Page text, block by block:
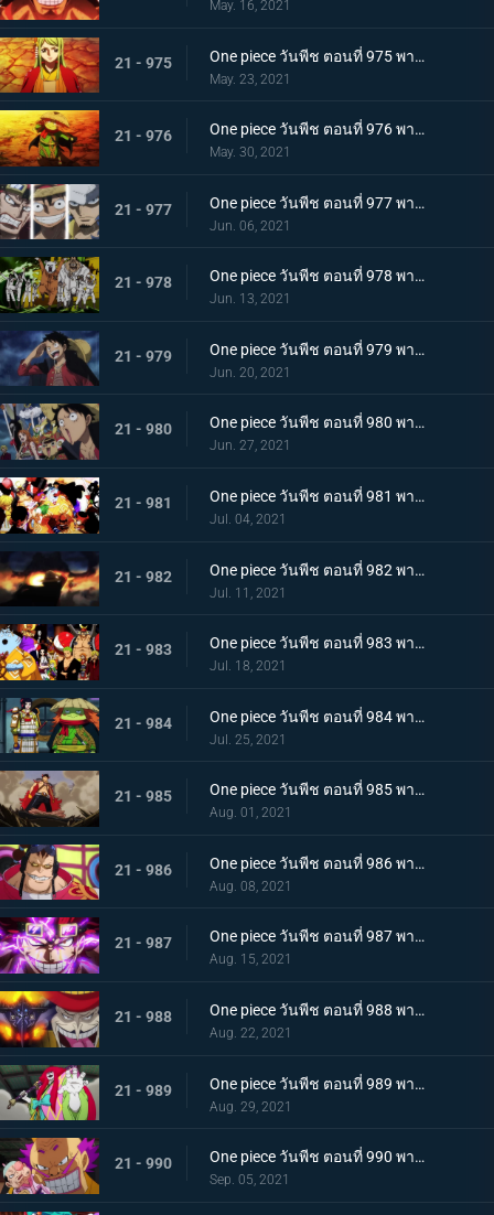
May. 16, 2021
21 - 975 One piece วันพีช ตอนที่ 975 พากย์ไทย ปราสาทลุกเป็นไฟ! โชคชะตาของตระกูลโคสึกิ!
May. 23, 2021
21 - 976 One piece วันพีช ตอนที่ 976 พากย์ไทย กลับสู่ปัจจุบัน! 20 ปีต่อมา
May. 30, 2021
21 - 977 One piece วันพีช ตอนที่ 977 พากย์ไทย ทะเลมีไว้สำหรับโจรสลัด! บุก! มุ่งสู่โอนิกาชิมะ
Jun. 06, 2021
21 - 978 One piece วันพีช ตอนที่ 978 พากย์ไทย รุ่นที่เลวร้ายที่สุดมาแล้ว! การต่อสู้กลางทะเลอันดุเดือด
Jun. 13, 2021
21 - 979 One piece วันพีช ตอนที่ 979 พากย์ไทย โชคดีงั้นรึ!? แผนการของคินเอม่อน
Jun. 20, 2021
21 - 980 One piece วันพีช ตอนที่ 980 พากย์ไทย สัญญาแห่งน้ำตา! โมโมโนะสุเกะถูกลักพาตัว
Jun. 27, 2021
21 - 981 One piece วันพีช ตอนที่ 981 พากย์ไทย พวกพ้องคนใหม่! ชายชาตรีแห่งท้องทะเล จินเบ!
Jul. 04, 2021
21 - 982 One piece วันพีช ตอนที่ 982 พากย์ไทย ไพ่ตายของไคโด หกล่องนภาปรากฏตัว
Jul. 11, 2021
21 - 983 One piece วันพีช ตอนที่ 983 พากย์ไทย เหล่าซามูไรเอาจริง! ขึ้นฝั่งเกาะโอนิกาชิมะ
Jul. 18, 2021
21 - 984 One piece วันพีช ตอนที่ 984 พากย์ไทย ลูฟี่อาละวาด ลอบเข้างานเลี้ยงของไคโด
Jul. 25, 2021
21 - 985 One piece วันพีช ตอนที่ 985 พากย์ไทย ความรู้สึกถึงโอทามะ หนึ่งหมัดแห่งความโกรธของลูฟี่
Aug. 01, 2021
21 - 986 One piece วันพีช ตอนที่ 986 พากย์ไทย ดนตรีต่อสู้ พลังที่จู่โจมใส่ลูฟี่
Aug. 08, 2021
21 - 987 One piece วันพีช ตอนที่ 987 พากย์ไทย ฝันแตกสลาย กับดักล่อลวงซันจิ
Aug. 15, 2021
21 - 988 One piece วันพีช ตอนที่ 988 พากย์ไทย กำลังเสริมมาถึง! หัวหน้าหน่วยกลุ่มโจรสลัดหนวดขาว
Aug. 22, 2021
21 - 989 One piece วันพีช ตอนที่ 989 พากย์ไทย คำสาบานของบุรุษ! บราคิโอ้แทงก์สู้ดุเดือด
Aug. 29, 2021
21 - 990 One piece วันพีช ตอนที่ 990 พากย์ไทย ฟ้าสนั่น 8 ทิศ! ลูกชายไคโดปรากฏตัว
Sep. 05, 2021